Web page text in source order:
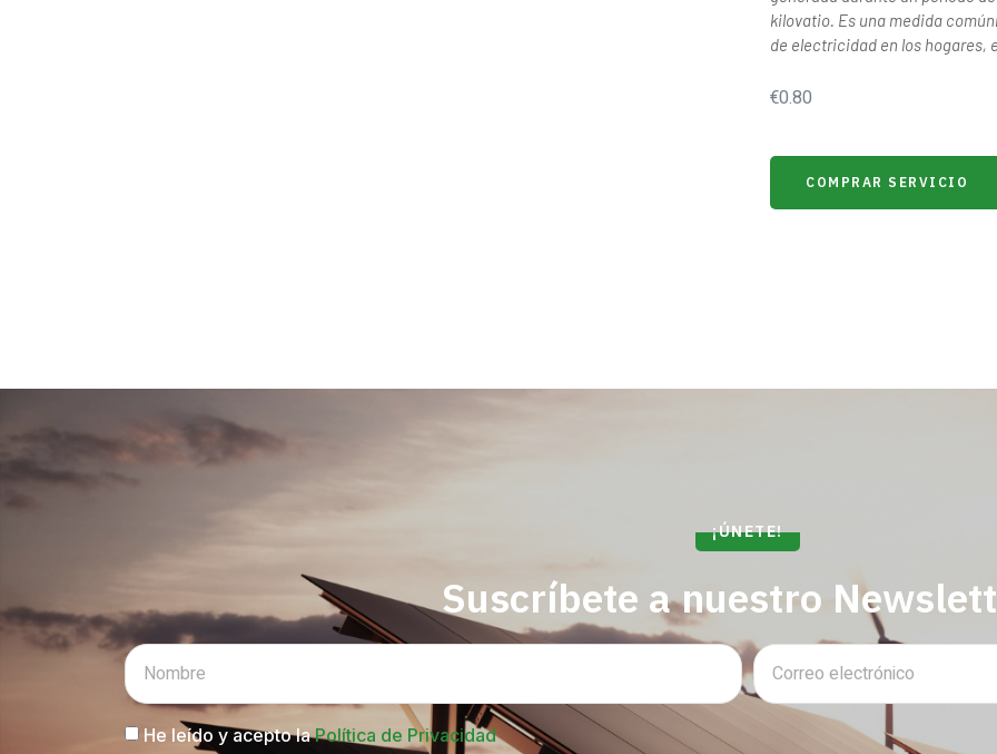
kilovatio. Es una medida
de electricidad en los hogares,
€0.80
COMPRAR SERVICIO
¡ÚNETE!
Suscríbete a nuestro
He leído y acepto laPolítica de Privacidad